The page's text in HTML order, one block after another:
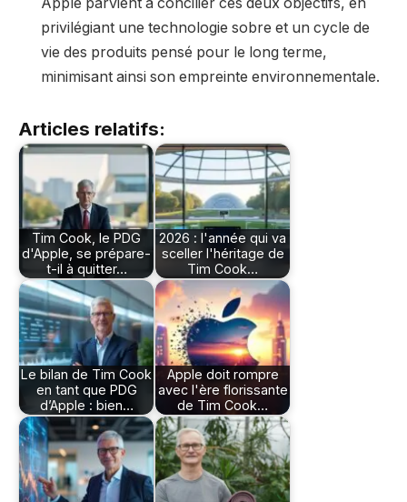
privilégiant une technologie sobre et un cycle de
vie des produits pensé pour le long terme,
minimisant ainsi son empreinte environnementale.
Articles relatifs:
Tim Cook, le PDG
d'Apple, se prépare-
t-il à quitter…
2026 : l'année qui va
sceller l'héritage de
Tim Cook…
Le bilan de Tim Cook
en tant que PDG
d’Apple : bien…
Apple doit rompre
avec l'ère florissante
de Tim Cook…